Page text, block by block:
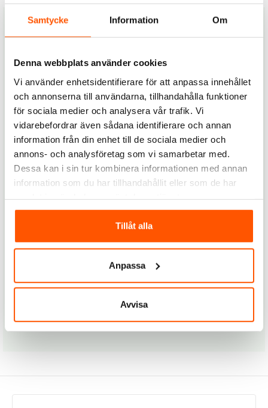
Samtycke Information Om
Denna webbplats använder cookies
Vi använder enhetsidentifierare för att anpassa innehållet
och annonserna till användarna, tillhandahålla funktioner
för sociala medier och analysera vår trafik. Vi
vidarebefordrar även sådana identifierare och annan
information från din enhet till de sociala medier och
annons- och analysföretag som vi samarbetar med.
Dessa kan i sin tur kombinera informationen med annan
information som du har tillhandahållit eller som de har
Tillåt alla
Anpassa
Avvisa
Kundklubb
rabatter, utan även flera andra förmåner som ger dig
en bättre shoppingupplevelse från första stund. När du
registrerar dig som ny medlem ger vi dig direkt 100
kronor rabatt på ditt första köp över 999 kronor. Det är
ett perfekt tillfälle att spara pengar på de produkter du
redan behöver, och en bonus för att du valt att bli en
Vi erbjuder medlemmar 90 dagars öppet köp, så att du
har gott om tid att ångra dig om du inte är nöjd med ditt
köp. Dessutom får du fri frakt på alla beställningar över
799 kronor, så du slipper extra kostnader. Som
medlem i vår kundklubb får du även unika erbjudanden
varje månad, vilket gör det ännu lättare att spara
Att bli medlem i Elbutiks kundklubb är enkelt och ger
shoppingupplevelse. Gå med idag och upptäck alla
förmåner som väntar på dig!